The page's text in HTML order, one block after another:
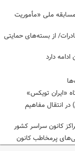
ملی «مأموریت
از بسته‌های حمایتی
دارد
«ایران تویکس»
در انتقال مفاهیم
کانون سراسر کشور
پرمخاطب کانون